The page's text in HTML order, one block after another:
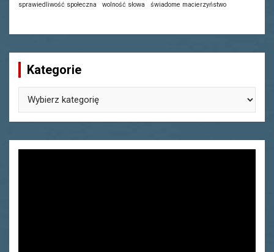
sprawiedliwość społeczna wolność słowa świadome macierzyństwo
Kategorie